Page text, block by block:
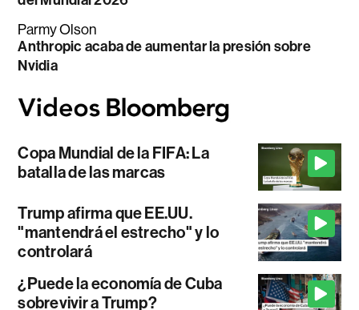
Parmy Olson
Anthropic acaba de aumentar la presión sobre
Nvidia
Copa Mundial de la FIFA: La
batalla de las marcas
Trump afirma que EE.UU.
"mantendrá el estrecho" y lo
controlará
¿Puede la economía de Cuba
sobrevivir a Trump?